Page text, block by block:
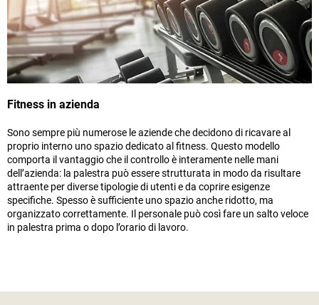
Fitness in azienda
Sono sempre più numerose le aziende che decidono di ricavare al
proprio interno uno spazio dedicato al fitness. Questo modello
comporta il vantaggio che il controllo è interamente nelle mani
dell’azienda: la palestra può essere strutturata in modo da risultare
attraente per diverse tipologie di utenti e da coprire esigenze
specifiche. Spesso è sufficiente uno spazio anche ridotto, ma
organizzato correttamente. Il personale può così fare un salto veloce
in palestra prima o dopo l’orario di lavoro.